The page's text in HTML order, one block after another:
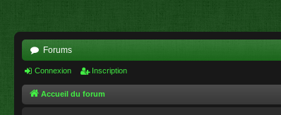
Forums
Connexion Inscription
Accueil du forum